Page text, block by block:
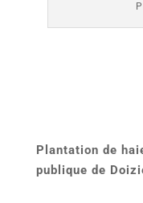
Plantation de
publique de